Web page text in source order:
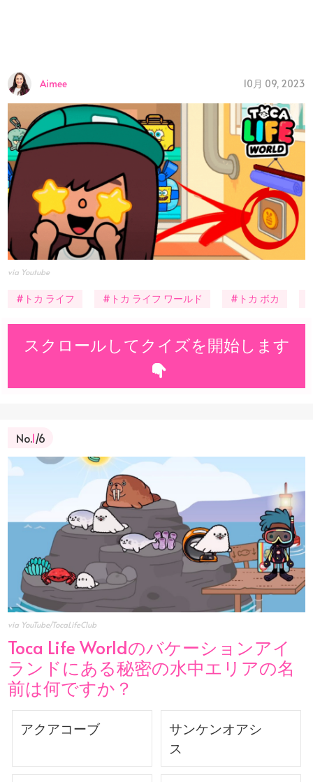
Aimee 10月 09, 2023
via Youtube
#トカ ライフ #トカ ライフ ワールド #トカ ボカ
スクロールしてクイズを開始します
No.1/6
via YouTube/TocaLifeClub
Toca Life Worldのバケーションアイ
ランドにある秘密の水中エリアの名
前は何ですか？
アクアコーブ
サンケンオアシ
ス